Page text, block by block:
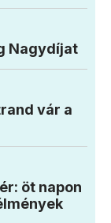
Nagydíjat
vár a
öt napon